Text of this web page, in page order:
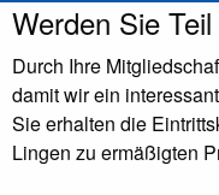
Werden Sie
Durch Ihre
damit wir ein
Sie erhalten die
Lingen zu ermäßigten